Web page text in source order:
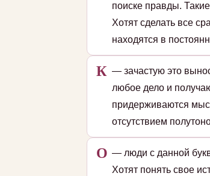
поиске правды.
Хотят сделать все
находятся в
К — зачастую это
любое дело и
придерживаются
отсутствием
О — люди с данной
Хотят понять свое